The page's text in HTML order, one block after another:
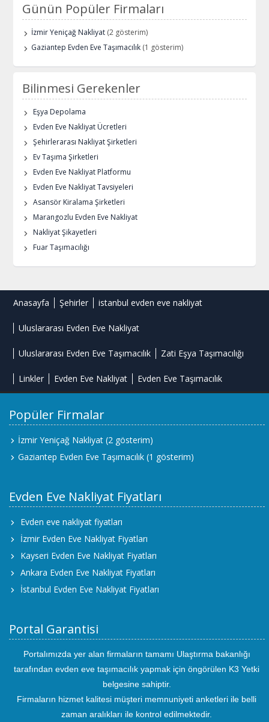
Günün Popüler Firmaları
İzmir Yeniçağ Nakliyat (2 gösterim)
Gaziantep Evden Eve Taşımacılık (1 gösterim)
Bilinmesi Gerekenler
Eşya Depolama
Evden Eve Nakliyat Ücretleri
Şehirlerarası Nakliyat Şirketleri
Ev Taşıma Şirketleri
Evden Eve Nakliyat Platformu
Evden Eve Nakliyat Tavsiyeleri
Asansör Kiralama Şirketleri
Marangozlu Evden Eve Nakliyat
Nakliyat Şikayetleri
Fuar Taşımacılığı
Anasayfa Şehirler istanbul evden eve nakliyat
Uluslararası Evden Eve Nakliyat
Uluslararası Evden Eve Taşımacılık Zati Eşya Taşımacılığı
Linkler Evden Eve Nakliyat Evden Eve Taşımacılık
Popüler Firmalar
İzmir Yeniçağ Nakliyat (2 gösterim)
Gaziantep Evden Eve Taşımacılık (1 gösterim)
Evden Eve Nakliyat Fiyatları
Evden eve nakliyat fiyatları
İzmir Evden Eve Nakliyat Fiyatları
Kayseri Evden Eve Nakliyat Fiyatları
Ankara Evden Eve Nakliyat Fiyatları
İstanbul Evden Eve Nakliyat Fiyatları
Portal Garantisi
Portalımızda yer alan firmaların tamamı Ulaştırma bakanlığı
tarafından evden eve taşımacılık yapmak için öngörülen K3 Yetki
belgesine sahiptir.
Firmaların hizmet kalitesi müşteri memnuniyeti anketleri ile belli
zaman aralıkları ile kontrol edilmektedir.